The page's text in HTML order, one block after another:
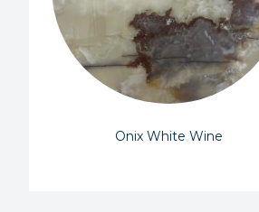
Onix White Wine